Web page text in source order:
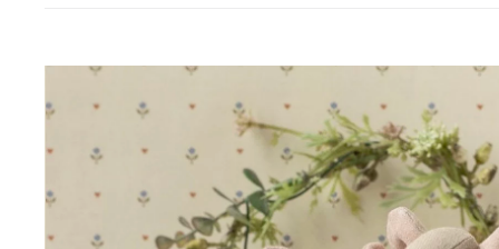
Lanternes
Guirlandes
Bougies et
senteurs